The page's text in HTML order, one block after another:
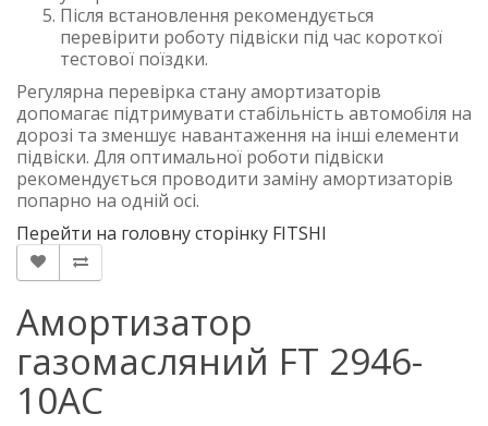
Після встановлення рекомендується
перевірити роботу підвіски під час короткої
тестової поїздки.
Регулярна перевірка стану амортизаторів
допомагає підтримувати стабільність автомобіля на
дорозі та зменшує навантаження на інші елементи
підвіски. Для оптимальної роботи підвіски
рекомендується проводити заміну амортизаторів
попарно на одній осі.
Перейти на головну сторінку FITSHI
Амортизатор
газомасляний FT 2946-
10AC